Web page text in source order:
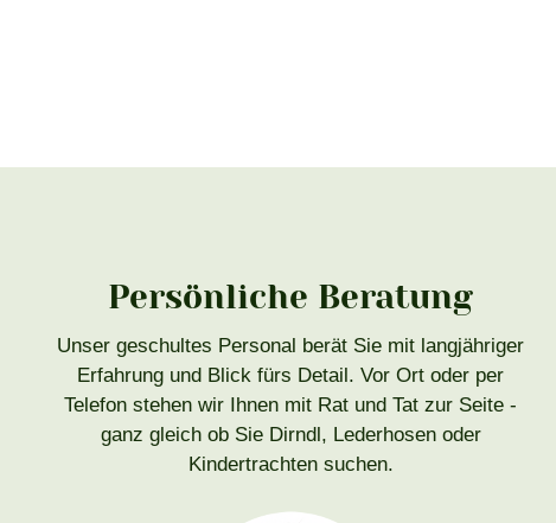
Persönliche Beratung
Unser geschultes Personal berät Sie mit langjähriger
Erfahrung und Blick fürs Detail. Vor Ort oder per
Telefon stehen wir Ihnen mit Rat und Tat zur Seite -
ganz gleich ob Sie Dirndl, Lederhosen oder
Kindertrachten suchen.